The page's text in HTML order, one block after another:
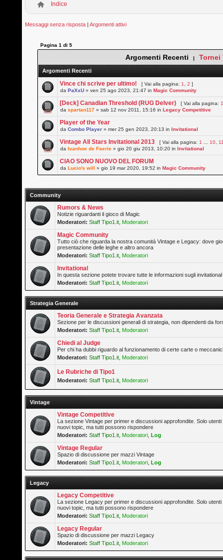
Indice
Messaggi senza risposta |Argomenti attivi
Pagina1 di5
Argomenti Recenti | Tornei
Argomenti Recenti
Vince chi scrive per ultimo! [ Vai alla pagina: 1 ,2 ]
daPaXxU » ven 25 ago 2023, 21:47 inMagic Community
[Deck] Canadian Threshold (RUG Delver) [ Vai alla pagina:
daspartan117 » sab 12 nov 2011, 15:16 inLegacy Competitive
Player of the Year
daCombo Player » mer 25 gen 2023, 20:13 inInvitational
Vintage All Stars Invitational 2013 [ Vai alla pagina: 1 10
daIvanhoe de Faerie » gio 20 giu 2013, 10:20 inInvitational
CIAO SONO NUOVO DEL FORUM
daLucio's will » gio 19 mar 2020, 19:52 inMagic Community
Community
Rumors & News
Notizie riguardanti il gioco di Magic
Moderatori: Staff Tipo1.it Moderatori
Magic Community
Tutto ciò che riguarda la nostra comunità Vintage e Legacy: dove
presentazione delle leghe e altro ancora
Moderatori: Staff Tipo1.it Moderatori
Invitational
In questa sezione potete trovare tutte le informazioni sugli
Moderatori: Staff Tipo1.it Moderatori
Strategia Generale
Teoria Generale e Strategia Avanzata
Sezione per le discussioni generali di strategia, non dipendenti da
Moderatori: Staff Tipo1.it Moderatori
Chiedi al Judge
Per chi ha dubbi riguardo al funzionamento di certe carte o
Moderatori: Staff Tipo1.it Moderatori
Le Rubriche di Tipo1
Moderatori: Staff Tipo1.it Moderatori
Vintage
Vintage Competitive
La sezione Vintage per primer e discussioni approfondite. Solo
nuovi topic, ma tutti possono rispondere
Moderatori: Staff Tipo1.it Moderatori ,Log
Vintage Regular
Spazio di discussione per mazzi Vintage
Moderatori: Staff Tipo1.it Moderatori ,Log
Legacy
Legacy Competitive
La sezione Legacy per primer e discussioni approfondite. Solo
nuovi topic, ma tutti possono rispondere
Moderatori: Staff Tipo1.it Moderatori
Legacy Regular
Spazio di discussione per mazzi Legacy
Moderatori: Staff Tipo1.it Moderatori